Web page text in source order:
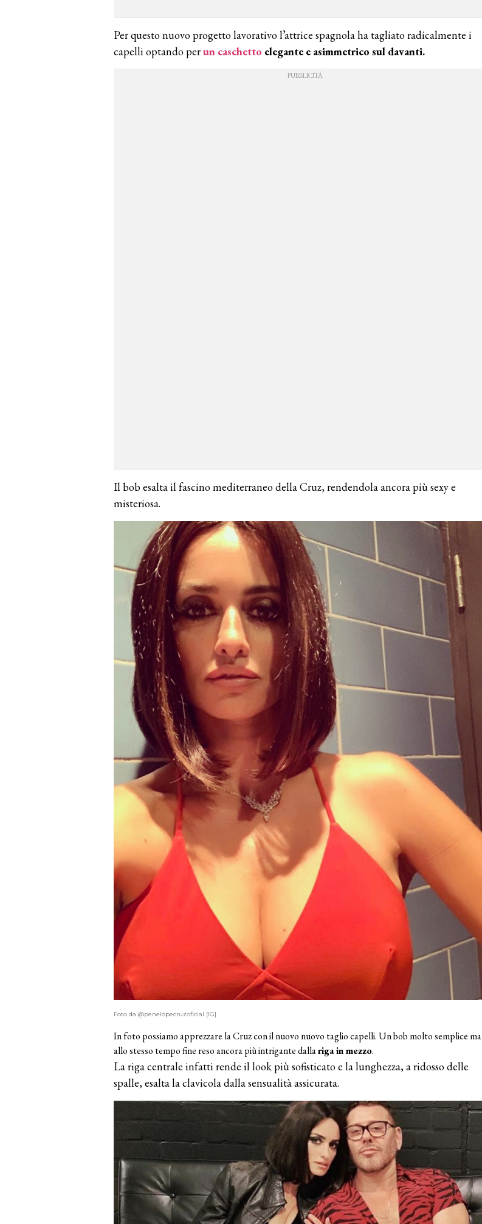
Per questo nuovo progetto lavorativo l’attrice spagnola ha tagliato radicalmente i
capelli optando perun caschetto elegante e asimmetrico sul davanti.
Il bob esalta il fascino mediterraneo della Cruz, rendendola ancora più sexy e
misteriosa.
Foto da @penelopecruzoficial [IG]
In foto possiamo apprezzare la Cruz con il nuovo nuovo taglio capelli. Un bob molto semplice ma
allo stesso tempo fine reso ancora più intrigante dallariga in mezzo.
La riga centrale infatti rende il look più sofisticato e la lunghezza, a ridosso delle
spalle, esalta la clavicola dalla sensualità assicurata.